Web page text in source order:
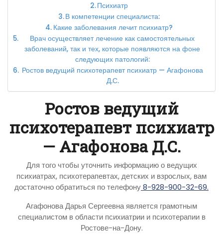
Психиатр
В компетенции специалиста:
Какие заболевания лечит психиатр?
Врач осуществляет лечение как самостоятельных
заболеваний, так и тех, которые появляются на фоне
следующих патологий:
Ростов ведущий психотерапевт психиатр — Агафонова
Д.С.
Ростов ведущий
психотерапевт психиатр
— Агафонова Д.С.
Для того чтобы уточнить информацию о ведущих
психиатрах, психотерапевтах, детских и взрослых, вам
достаточно обратиться по телефону8-928-900-32-69.
Агафонова Дарья Сергеевна является грамотным
специалистом в области психиатрии и психотерапии в
Ростове-на-Дону.